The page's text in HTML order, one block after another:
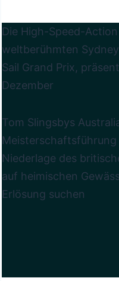
Die High-Speed-
weltberühmten
Sail Grand Prix,
Dezember
Tom Slingsbys
Niederlage des
auf heimischen
Erlösung suchen